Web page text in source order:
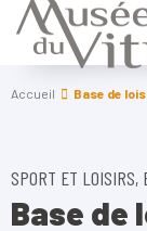
Accueil Base de
SPORT ET LOISIRS,
Base de